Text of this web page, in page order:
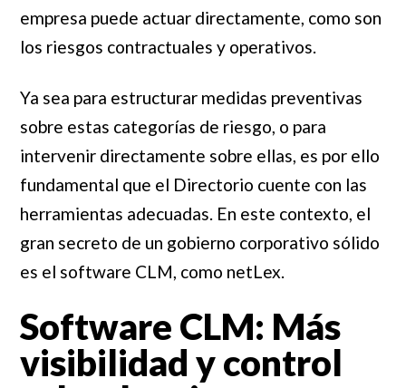
empresa puede actuar directamente, como son
los riesgos contractuales y operativos.
Ya sea para estructurar medidas preventivas
sobre estas categorías de riesgo, o para
intervenir directamente sobre ellas, es por ello
fundamental que el Directorio cuente con las
herramientas adecuadas. En este contexto, el
gran secreto de un gobierno corporativo sólido
es el software CLM, como netLex.
Software CLM: Más
visibilidad y control